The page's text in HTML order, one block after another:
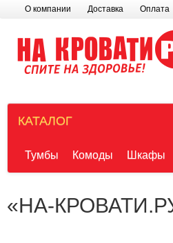
О компании Доставка Оплата
КАТАЛОГ
Тумбы Комоды Шкафы
«НА-